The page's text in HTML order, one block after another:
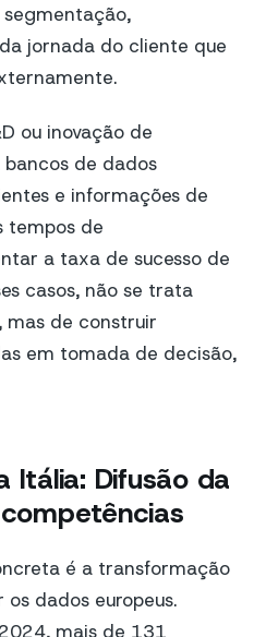
jornada do cliente que
ou inovação de
de dados
e informações de
tempos de
a taxa de sucesso de
casos, não se trata
mas de construir
em tomada de decisão,
Itália: Difusão da
é a transformação
dados europeus.
mais de 131